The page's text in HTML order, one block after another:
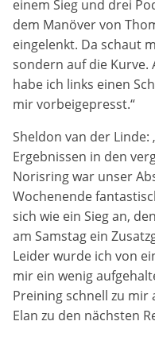
einem Sieg und drei
dem Manöver von
eingelenkt. Da schaut
sondern auf die Kurve.
habe ich links einen
mir vorbeigepresst.“
Sheldon van der Linde:
Ergebnissen in den
Norisring war unser
Wochenende
sich wie ein Sieg an,
am Samstag ein
Leider wurde ich von
mir ein wenig
Preining schnell zu
Elan zu den nächsten
Anbieter:
Google LLC
Zweck:
Cookies, die ggf.
von Videos auf
Google Maps
Anbieter:
Google LLC
Zweck:
Cookies, die ggf.
von interaktiven
werden.